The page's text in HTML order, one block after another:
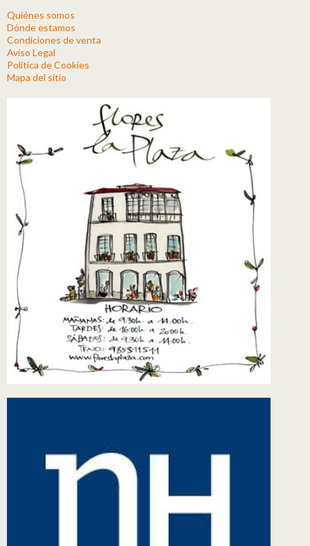
Quiénes somos
Dónde estamos
Condiciones de venta
Aviso Legal
Política de Cookies
Mapa del sitio